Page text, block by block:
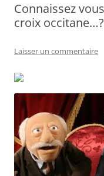
Connaissez
croix occitane…?
Laisser un commentaire